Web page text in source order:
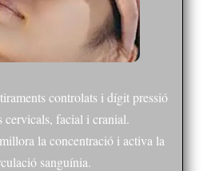
controlats i dígit pressió
cervicals, facial i cranial.
la concentració i activa la
sanguínia.